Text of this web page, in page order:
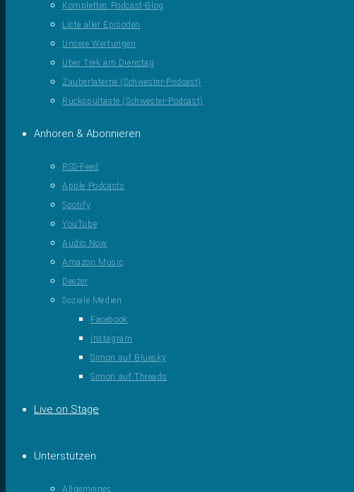
Komplettes Podcast-Blog
Liste aller Episoden
Unsere Wertungen
Über Trek am Dienstag
Zauberlaterne (Schwester-Podcast)
Rückspultaste (Schwester-Podcast)
Anhören & Abonnieren
RSS-Feed
Apple Podcasts
Spotify
YouTube
Audio Now
Amazon Music
Deezer
Soziale Medien
Facebook
Instagram
Simon auf Bluesky
Simon auf Threads
Live on Stage
Unterstützen
Allgemeines